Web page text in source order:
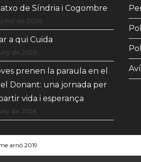
de Síndria i Cogombre
de 2026
a qui Cuida
de 2026
prenen la paraula en el
Donant: una jornada per
vida i esperança
de 2026
arnó 2019